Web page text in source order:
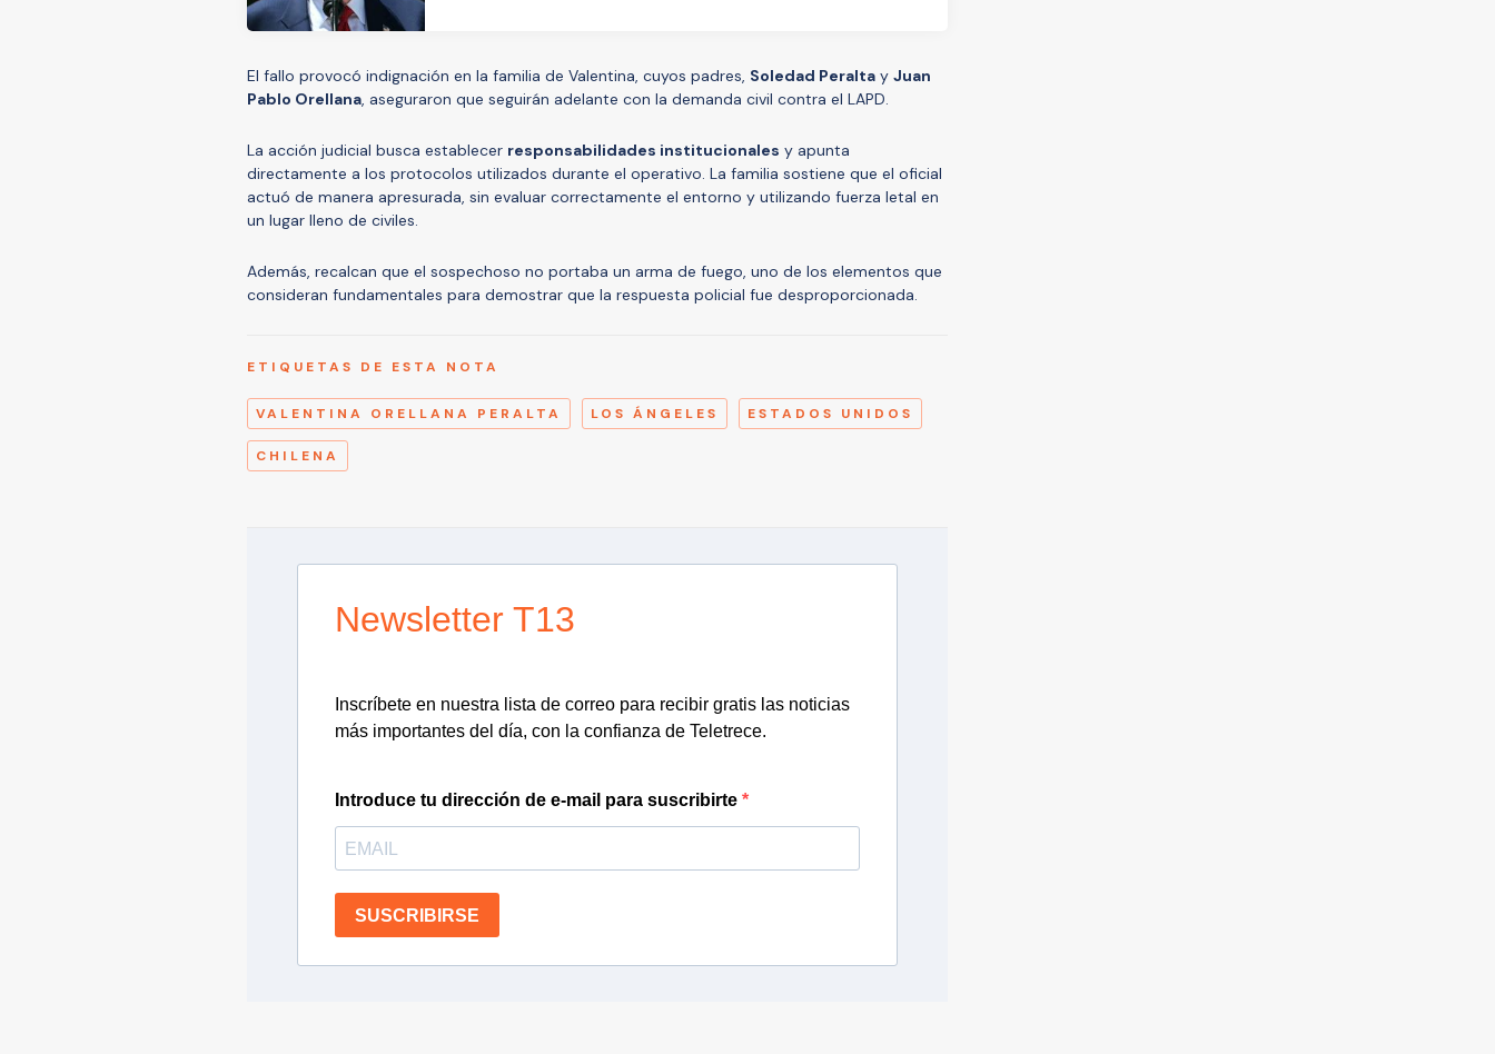
El fallo provocó indignación en la familia de Valentina, cuyos padres, Soledad Peralta y Juan
Pablo Orellana, aseguraron que seguirán adelante con la demanda civil contra el LAPD.
La acción judicial busca establecer responsabilidades institucionales y apunta
directamente a los protocolos utilizados durante el operativo. La familia sostiene que el oficial
actuó de manera apresurada, sin evaluar correctamente el entorno y utilizando fuerza letal en
un lugar lleno de civiles.
Además, recalcan que el sospechoso no portaba un arma de fuego, uno de los elementos que
consideran fundamentales para demostrar que la respuesta policial fue desproporcionada.
ETIQUETAS DE ESTA NOTA
VALENTINA ORELLANA PERALTA LOS ÁNGELES ESTADOS UNIDOS
CHILENA
Newsletter T13
Inscríbete en nuestra lista de correo para recibir gratis las noticias
más importantes del día, con la confianza de Teletrece.
Introduce tu dirección de e-mail para suscribirte
SUSCRIBIRSE